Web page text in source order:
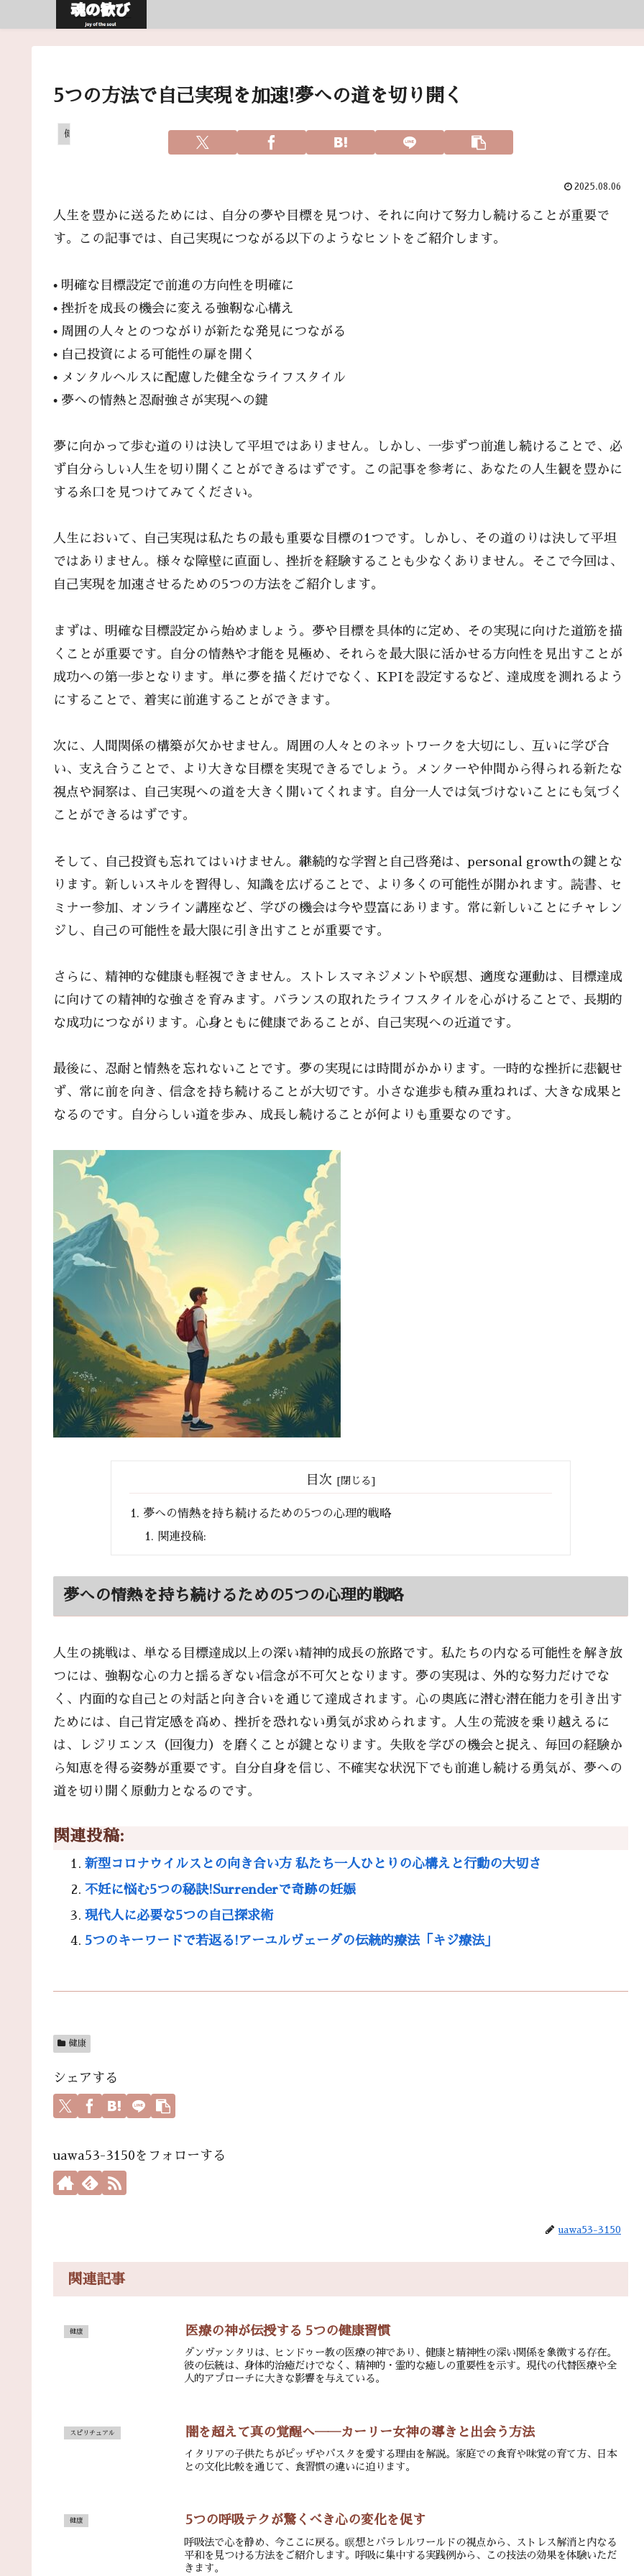
5つの方法で自己実現を加速!夢への道を切り開く
健康
2025.08.06
人生を豊かに送るためには、自分の夢や目標を見つけ、それに向けて努力し続けることが重要で
す。この記事では、自己実現につながる以下のようなヒントをご紹介します。
• 明確な目標設定で前進の方向性を明確に
• 挫折を成長の機会に変える強靭な心構え
• 周囲の人々とのつながりが新たな発見につながる
• 自己投資による可能性の扉を開く
• メンタルヘルスに配慮した健全なライフスタイル
• 夢への情熱と忍耐強さが実現への鍵
夢に向かって歩む道のりは決して平坦ではありません。しかし、一歩ずつ前進し続けることで、必
ず自分らしい人生を切り開くことができるはずです。この記事を参考に、あなたの人生観を豊かに
する糸口を見つけてみてください。
人生において、自己実現は私たちの最も重要な目標の1つです。しかし、その道のりは決して平坦
ではありません。様々な障壁に直面し、挫折を経験することも少なくありません。そこで今回は、
自己実現を加速させるための5つの方法をご紹介します。
まずは、明確な目標設定から始めましょう。夢や目標を具体的に定め、その実現に向けた道筋を描
くことが重要です。自分の情熱や才能を見極め、それらを最大限に活かせる方向性を見出すことが
成功への第一歩となります。単に夢を描くだけでなく、KPIを設定するなど、達成度を測れるよう
にすることで、着実に前進することができます。
次に、人間関係の構築が欠かせません。周囲の人々とのネットワークを大切にし、互いに学び合
い、支え合うことで、より大きな目標を実現できるでしょう。メンターや仲間から得られる新たな
視点や洞察は、自己実現への道を大きく開いてくれます。自分一人では気づけないことにも気づく
ことができるはずです。
そして、自己投資も忘れてはいけません。継続的な学習と自己啓発は、personal growthの鍵とな
ります。新しいスキルを習得し、知識を広げることで、より多くの可能性が開かれます。読書、セ
ミナー参加、オンライン講座など、学びの機会は今や豊富にあります。常に新しいことにチャレン
ジし、自己の可能性を最大限に引き出すことが重要です。
さらに、精神的な健康も軽視できません。ストレスマネジメントや瞑想、適度な運動は、目標達成
に向けての精神的な強さを育みます。バランスの取れたライフスタイルを心がけることで、長期的
な成功につながります。心身ともに健康であることが、自己実現への近道です。
最後に、忍耐と情熱を忘れないことです。夢の実現には時間がかかります。一時的な挫折に悲観せ
ず、常に前を向き、信念を持ち続けることが大切です。小さな進歩も積み重ねれば、大きな成果と
なるのです。自分らしい道を歩み、成長し続けることが何よりも重要なのです。
目次
夢への情熱を持ち続けるための5つの心理的戦略
関連投稿:
夢への情熱を持ち続けるための5つの心理的戦略
人生の挑戦は、単なる目標達成以上の深い精神的成長の旅路です。私たちの内なる可能性を解き放
つには、強靭な心の力と揺るぎない信念が不可欠となります。夢の実現は、外的な努力だけでな
く、内面的な自己との対話と向き合いを通じて達成されます。心の奥底に潜む潜在能力を引き出す
ためには、自己肯定感を高め、挫折を恐れない勇気が求められます。人生の荒波を乗り越えるに
は、レジリエンス（回復力）を磨くことが鍵となります。失敗を学びの機会と捉え、毎回の経験か
ら知恵を得る姿勢が重要です。自分自身を信じ、不確実な状況下でも前進し続ける勇気が、夢への
道を切り開く原動力となるのです。
関連投稿:
新型コロナウイルスとの向き合い方 私たち一人ひとりの心構えと行動の大切さ
不妊に悩む5つの秘訣!Surrenderで奇跡の妊娠
現代人に必要な5つの自己探求術
5つのキーワードで若返る!アーユルヴェーダの伝統的療法「キジ療法」
健康
シェアする
uawa53-3150をフォローする
uawa53-3150
関連記事
健康 医療の神が伝授する 5つの健康習慣
ダンヴァンタリは、ヒンドゥー教の医療の神であり、健康と精神性の深い関係を象徴する存在。
彼の伝統は、身体的治癒だけでなく、精神的・霊的な癒しの重要性を示す。現代の代替医療や全
人的アプローチに大きな影響を与えている。
スピリチュアル 闇を超えて真の覚醒へ――カーリー女神の導きと出会う方法
イタリアの子供たちがピッザやパスタを愛する理由を解説。家庭での食育や味覚の育て方、日本
との文化比較を通じて、食習慣の違いに迫ります。
健康 5つの呼吸テクが驚くべき心の変化を促す
呼吸法で心を静め、今ここに戻る。瞑想とパラレルワールドの視点から、ストレス解消と内なる
平和を見つける方法をご紹介します。呼吸に集中する実践例から、この技法の効果を体験いただ
きます。